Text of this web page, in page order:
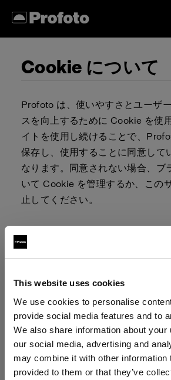
This website uses cookies
We use cookies to personalise
provide social media features and to
We also share information about your
our social media, advertising and
may combine it with other information
provided to them or that they’ve
Cookie について
Profoto は、使いやすさとユーザ
スを向上するために Cookie を使
イトを使用し続けることで、
保存し、使用することに同意して
なります。同意されない場合、ブ
いて Cookie を管理するか、この
止してください。
る責任は、ユーザーが負うものと
Cookie を選択します。Cookie を
表示されなくなり、一部の機能が
可能性があります。
Cookie は、ブラウザごとに個別
あります。 あるブラウザで選択